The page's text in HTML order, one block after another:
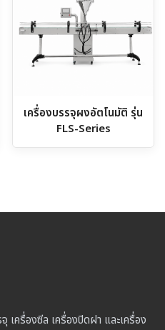
เครื่องบรรจุผงอัตโนมัติ รุ่น
FLS-Series
เครื่องซีล เครื่องปิดฝา และเครื่อง